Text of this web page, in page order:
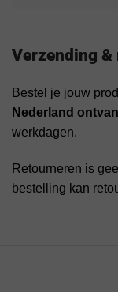
Verzending &
Bestel je jouw
Nederland
werkdagen.
Retourneren is
bestelling kan